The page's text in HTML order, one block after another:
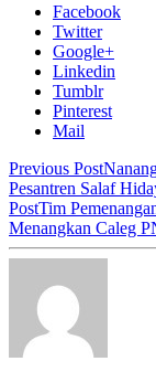
Facebook
Twitter
Google+
Linkedin
Tumblr
Pinterest
Mail
Previous Post
Pesantren Salaf
PostTim
Menangkan Caleg